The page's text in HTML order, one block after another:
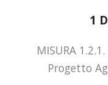
1
MISURA
Progetto